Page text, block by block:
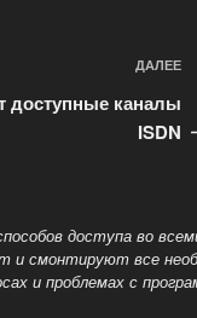
ДАЛЕЕ
доступные каналы
ISDN
доступа во
смонтируют все
и проблемах с